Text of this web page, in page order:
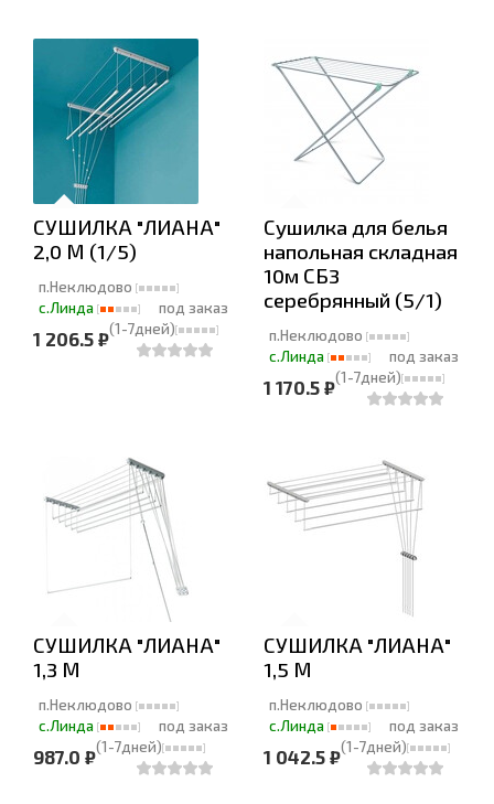
СУШИЛКА "ЛИАНА"
2,0 М (1/5)
п.Неклюдово
с.Линда
под заказ
(1-7дней)
1 206.5 ₽
Сушилка для белья
напольная складная
10м СБ3
серебрянный (5/1)
п.Неклюдово
с.Линда
под заказ
(1-7дней)
1 170.5 ₽
СУШИЛКА "ЛИАНА"
1,3 М
п.Неклюдово
с.Линда
под заказ
(1-7дней)
987.0 ₽
СУШИЛКА "ЛИАНА"
1,5 М
п.Неклюдово
с.Линда
под заказ
(1-7дней)
1 042.5 ₽